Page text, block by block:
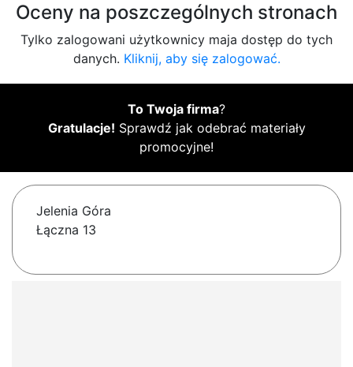
Oceny na poszczególnych stronach
Tylko zalogowani użytkownicy maja dostęp do tych
danych. Kliknij, aby się zalogować.
To Twoja firma?
Gratulacje! Sprawdź jak odebrać materiały
promocyjne!
Jelenia Góra
Łączna 13